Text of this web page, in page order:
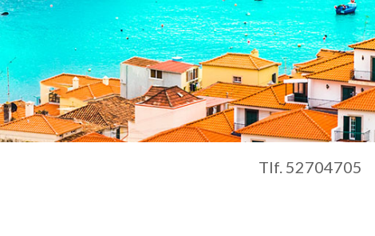
Tlf. 52704705